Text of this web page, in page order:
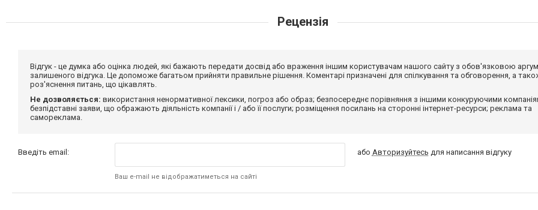
Рецензія
Відгук - це думка або оцінка людей, які бажають передати досвід або враження іншим користувачам нашого сайту з обов'язковою
залишеного відгука. Це допоможе багатьом прийняти правильне рішення. Коментарі призначені для спілкування та обговорення, а
роз'яснення питань, що цікавлять.
Не дозволяється: використання ненормативної лексики, погроз або образ; безпосереднє порівняння з іншими конкуруючими
безпідставні заяви, що ображають діяльність компанії і / або її послуги; розміщення посилань на сторонні інтернет-ресурси; реклама та
самореклама.
Введіть email:
Ваш e-mail не відображатиметься на сайті
або Авторизуйтесь для написання відгуку